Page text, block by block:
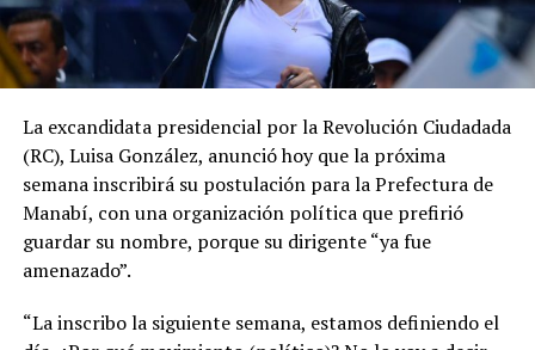
La excandidata presidencial por la Revolución Ciudadada
(RC), Luisa González, anunció hoy que la próxima
semana inscribirá su postulación para la Prefectura de
Manabí, con una organización política que prefirió
guardar su nombre, porque su dirigente “ya fue
amenazado”.
“La inscribo la siguiente semana, estamos definiendo el